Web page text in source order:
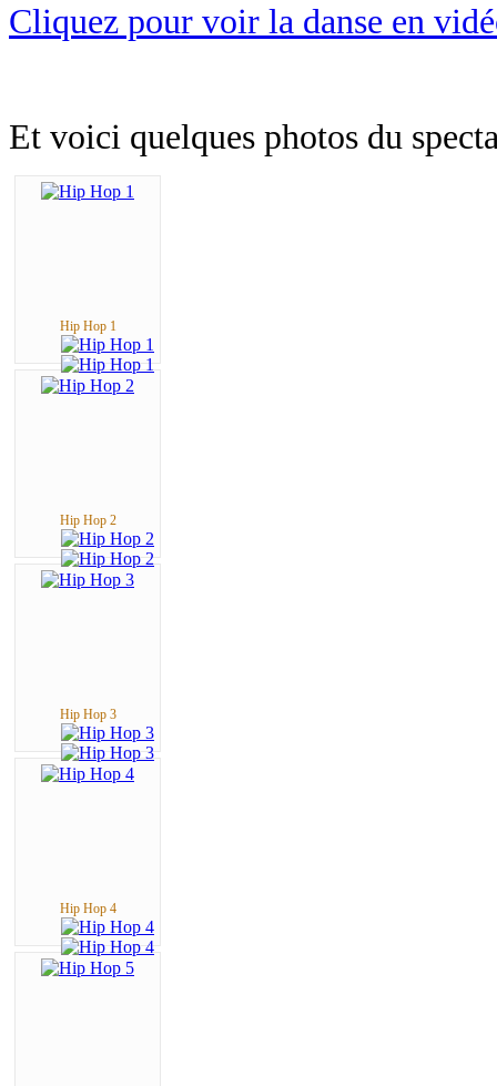
Cliquez pour voir la danse en
Et voici quelques photos du
Hip Hop 1
Hip Hop 2
Hip Hop 3
Hip Hop 4